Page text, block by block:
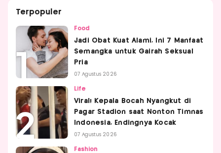
Terpopuler
Food
Jadi Obat Kuat Alami, Ini 7 Manfaat
Semangka untuk Gairah Seksual
Pria
07 Agustus 2026
Life
Viral! Kepala Bocah Nyangkut di
Pagar Stadion saat Nonton Timnas
Indonesia, Endingnya Kocak
07 Agustus 2026
Fashion